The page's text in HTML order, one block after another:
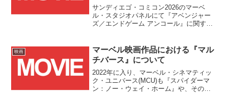
アンコール』は2026年9月公
開！！
サンディエゴ・コミコン2026のマーベ
ル・スタジオパネルにて『アベンジャー
ズ／エンドゲーム アンコール』に関する
from Hall H...
映画
マーベル映画作品における『マル
チバース』について
2022年に入り、マーベル・シネマティッ
ク・ユニバース(MCU)も『スパイダーマ
ン：ノー・ウェイ・ホーム』や、その続